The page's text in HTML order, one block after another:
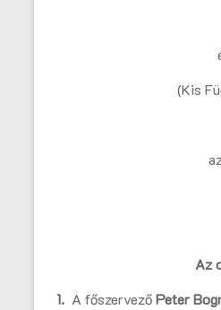
(Kis
Az
1. A főszervezőPeter